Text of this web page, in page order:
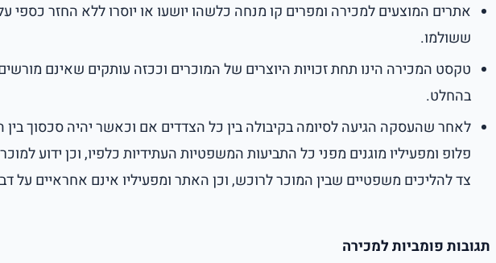
אתרים המוצעים למכירה ומפרים קו מנחה כלשהו יושעו או יוסרו ללא החזר כספי
ששולמו.
טקסט המכירה הינו תחת זכויות היוצרים של המוכרים וככזה עותקים שאינם
בהחלט.
לאחר שהעסקה הגיעה לסיומה בקיבולה בין כל הצדדים אם וכאשר יהיה סכסוך
פלופ ומפעיליו מוגנים מפני כל התביעות המשפטיות העתידיות כלפיו, וכן ידוע
צד להליכים משפטיים שבין המוכר לרוכש, וכן האתר ומפעיליו אינם אחראיים על
תגובות פומביות למכירה